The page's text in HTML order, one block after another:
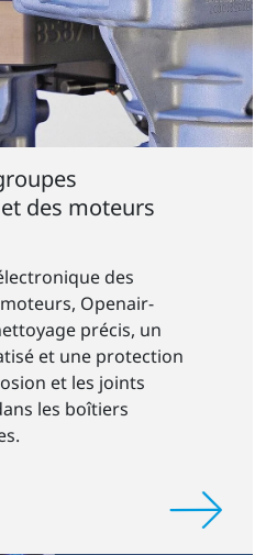
des moteurs
des
Openair-
précis, un
et une protection
et les joints
les boîtiers